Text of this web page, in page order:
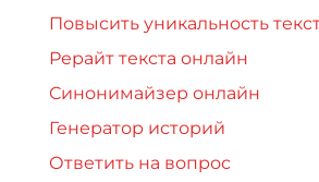
Повысить уникальность
Рерайт текста онлайн
Синонимайзер онлайн
Генератор историй
Ответить на вопрос